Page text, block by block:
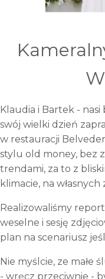
Klaudia i Bartek -
swój wielki dzień
w restauracji
stylu old money, bez
trendami, za to z
klimacie, na
Realizowaliśmy
weselne i sesję
plan na scenariusz
Nie myślcie, ze małe
- wręcz przeciwnie -